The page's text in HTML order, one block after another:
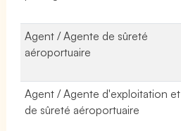
Agent / Agente de sûreté
aéroportuaire
Agent / Agente d'exploitation et
de sûreté aéroportuaire